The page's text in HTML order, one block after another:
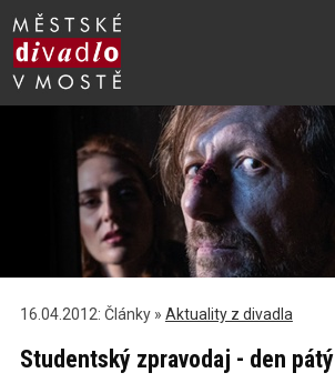
16.04.2012: Články » Aktuality z divadla
Studentský zpravodaj - den pátý